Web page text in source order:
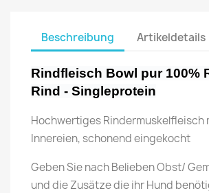
Beschreibung Artikeldetails
Rindfleisch Bowl pur 100%
Rind - Singleprotein
Hochwertiges Rindermuskelfleisch
Innereien, schonend eingekocht
Geben Sie nach Belieben Obst/
und die Zusätze die ihr Hund